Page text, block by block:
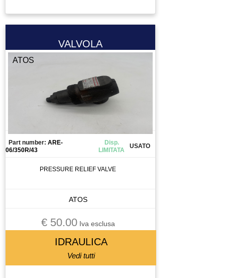
VALVOLA
ATOS
Part number: ARE-
06/350R/43
Disp.
LIMITATA
USATO
PRESSURE RELIEF VALVE
ATOS
€ 50.00Iva esclusa
IDRAULICA
Vedi tutti